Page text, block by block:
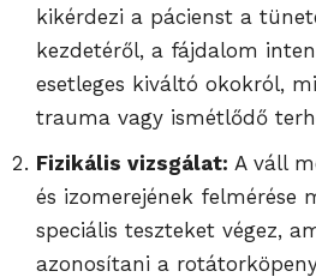
kikérdezi a pácienst a
kezdetéről, a fájdalom
esetleges kiváltó okokról,
trauma vagy ismétlődő
Fizikális vizsgálat: A váll
és izomerejének felmérése
speciális teszteket végez,
azonosítani a